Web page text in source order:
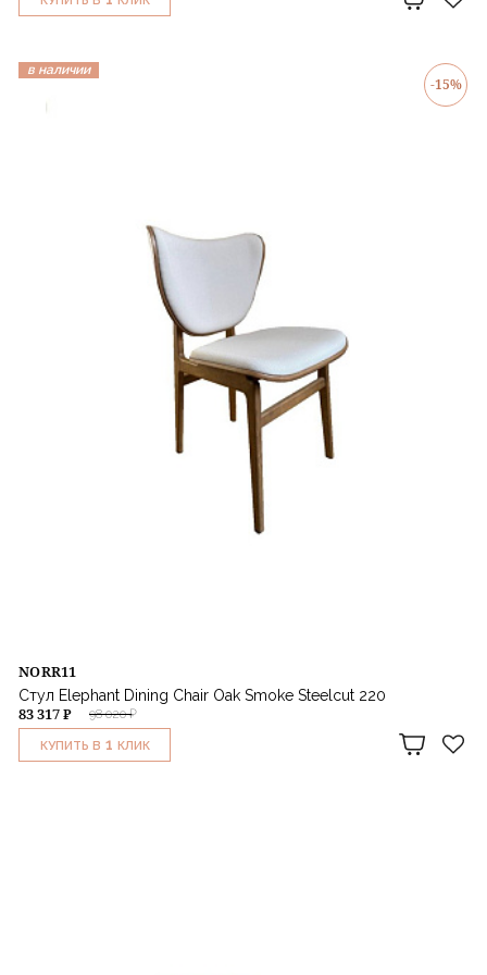
в наличии
-15%
NORR11
Стул Elephant Dining Chair Oak Smoke Steelcut 220
98 020 ₽
83 317 ₽
КУПИТЬ В 1 КЛИК